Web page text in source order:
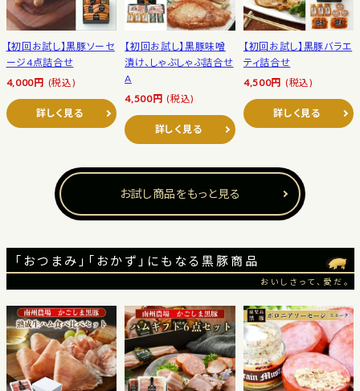
【初回お試し】黒豚ソーセ
ージ4点詰合せ
4,000円 (税込)
詳しく見る
【初回お試し】黒豚味噌
漬け、しゃぶしゃぶ詰合せ
A
4,500円 (税込)
詳しく見る
【初回お試し】黒豚バラエ
ティ詰合せ
4,500円 (税込)
詳しく見る
お試し商品をもっと見る
「おつまみ」「おかず」にもなる黒豚商品
おいしさって、愛だ。